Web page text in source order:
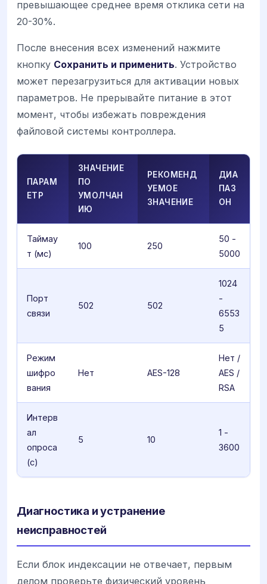
превышающее среднее время отклика сети на
20-30%.
После внесения всех изменений нажмите
кнопку Сохранить и применить. Устройство
может перезагрузиться для активации новых
параметров. Не прерывайте питание в этот
момент, чтобы избежать повреждения
файловой системы контроллера.
ПАРАМ
ЕТР
ЗНАЧЕНИЕ
ПО
УМОЛЧАН
ИЮ
РЕКОМЕНД
УЕМОЕ
ЗНАЧЕНИЕ
ДИА
ПАЗ
ОН
Таймау
т (мс)
100 250
50 -
5000
Порт
связи
502 502
1024
-
6553
5
Режим
шифро
вания
Нет AES-128
Нет /
AES /
RSA
Интерв
ал
опроса
(с)
5 10
1 -
3600
Диагностика и устранение
неисправностей
Если блок индексации не отвечает, первым
делом проверьте физический уровень